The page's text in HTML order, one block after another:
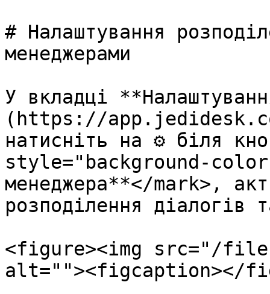
# Налаштування
менеджерами
У вкладці
(https://
натисніть на ⚙️ біля
style="background-
менеджера**</mark>,
розподілення діалогів
<figure><img src="/files/
alt=""><figcaption></